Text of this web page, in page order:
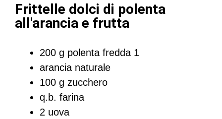
Frittelle dolci di polenta
all'arancia e frutta
200 g polenta fredda 1
arancia naturale
100 g zucchero
q.b. farina
2 uova